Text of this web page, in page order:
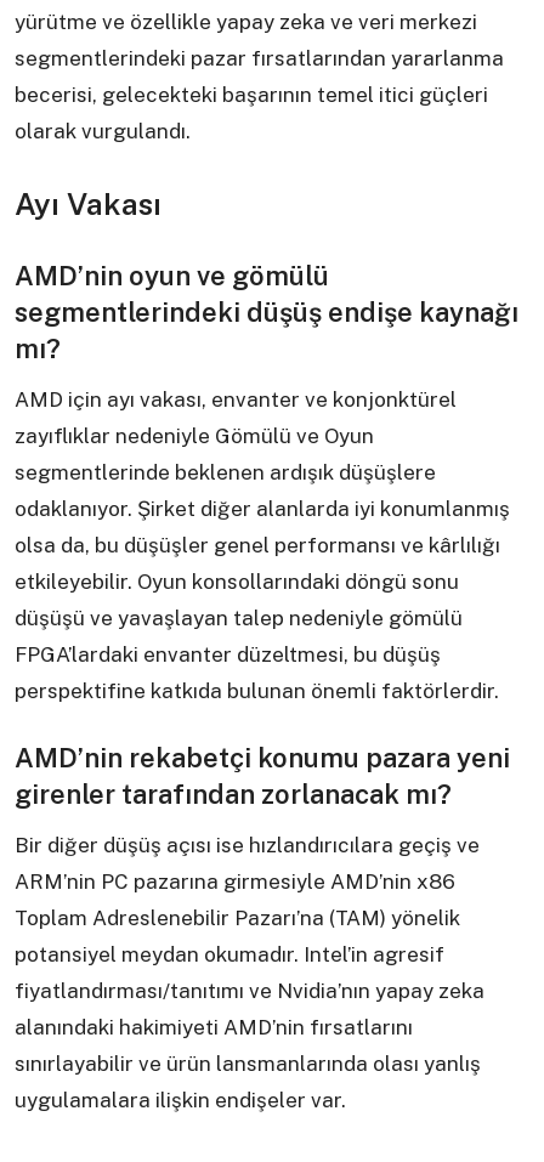
yürütme ve özellikle yapay zeka ve veri merkezi
segmentlerindeki pazar fırsatlarından yararlanma
becerisi, gelecekteki başarının temel itici güçleri
olarak vurgulandı.
Ayı Vakası
AMD’nin oyun ve gömülü
segmentlerindeki düşüş endişe kaynağı
mı?
AMD için ayı vakası, envanter ve konjonktürel
zayıflıklar nedeniyle Gömülü ve Oyun
segmentlerinde beklenen ardışık düşüşlere
odaklanıyor. Şirket diğer alanlarda iyi konumlanmış
olsa da, bu düşüşler genel performansı ve kârlılığı
etkileyebilir. Oyun konsollarındaki döngü sonu
düşüşü ve yavaşlayan talep nedeniyle gömülü
FPGA’lardaki envanter düzeltmesi, bu düşüş
perspektifine katkıda bulunan önemli faktörlerdir.
AMD’nin rekabetçi konumu pazara yeni
girenler tarafından zorlanacak mı?
Bir diğer düşüş açısı ise hızlandırıcılara geçiş ve
ARM’nin PC pazarına girmesiyle AMD’nin x86
Toplam Adreslenebilir Pazarı’na (TAM) yönelik
potansiyel meydan okumadır. Intel’in agresif
fiyatlandırması/tanıtımı ve Nvidia’nın yapay zeka
alanındaki hakimiyeti AMD’nin fırsatlarını
sınırlayabilir ve ürün lansmanlarında olası yanlış
uygulamalara ilişkin endişeler var.